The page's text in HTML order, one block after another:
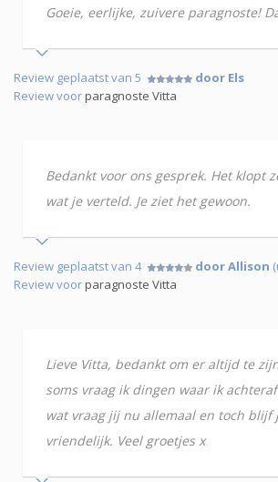
Goeie, eerlijke, zuivere paragnoste!
Review geplaatst van 5
door Els
Review voorparagnoste Vitta
Bedankt voor ons gesprek. Het klopt
wat je verteld. Je ziet het gewoon.
Review geplaatst van 4 door Allison
Review voorparagnoste Vitta
Lieve Vitta, bedankt om er altijd te
soms vraag ik dingen waar ik
wat vraag jij nu allemaal en toch blijf
vriendelijk. Veel groetjes x